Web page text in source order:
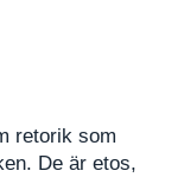
retorik som
De är etos,